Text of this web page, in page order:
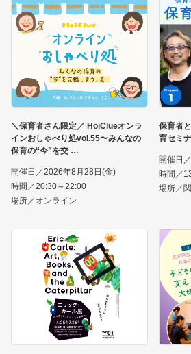
＼保育者さん限定／ HoiClueオンラ
インおしゃべり処vol.55〜みんなの
保育の“今”を交
開催日／2026年8月28日(金)
時間／20:30～22:00
場所／オンライン
保育者
育セミ
開催日
時間／
場所／